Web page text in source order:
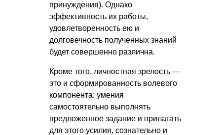
принуждения). Однако
эффективность их работы,
удовлетворенность ею и
долговечность полученных знаний
будет совершенно различна.
Кроме того, личностная зрелость —
это и сформированность волевого
компонента: умения
самостоятельно выполнять
предложенное задание и прилагать
для этого усилия, сознательно и